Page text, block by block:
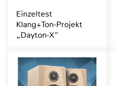
Einzeltest
Klang+Ton-Projekt
„Dayton-X“